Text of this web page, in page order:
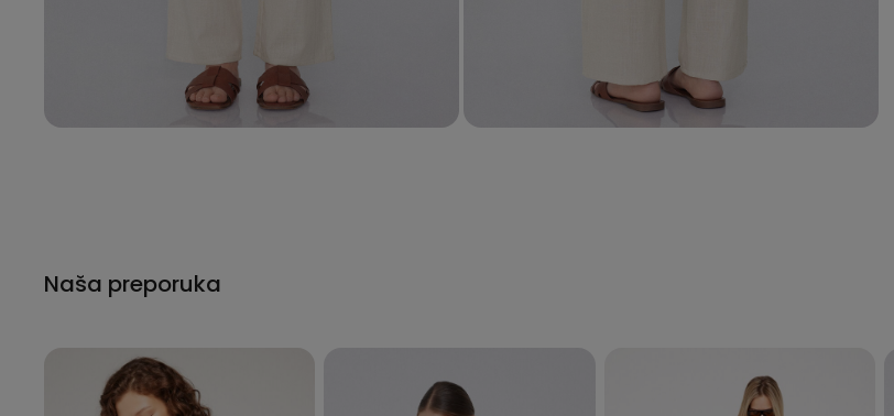
Naša preporuka